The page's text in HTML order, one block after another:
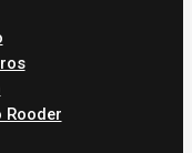
Rooder